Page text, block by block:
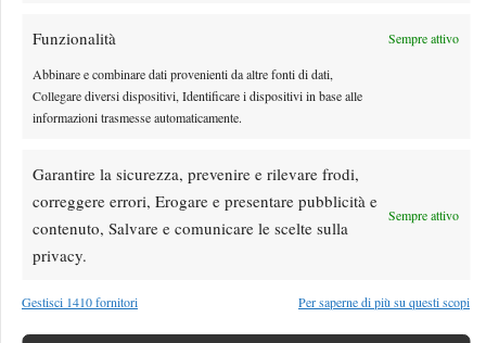
Funzionalità Sempre attivo
Abbinare e combinare dati provenienti da altre fonti di dati,
Collegare diversi dispositivi, Identificare i dispositivi in base alle
informazioni trasmesse automaticamente.
Garantire la sicurezza, prevenire e rilevare frodi,
correggere errori, Erogare e presentare pubblicità e
contenuto, Salvare e comunicare le scelte sulla
privacy.
Sempre attivo
Gestisci 1410 fornitori Per saperne di più su questi scopi
Rusedski sul futuro di Alcaraz: “Non giocherà lo US
Open, forse non lo vedremo più nel 2026”
cancellatosi anche dal '1000' di Cincinnati
Giacomo Nicotera7 Agosto 2026